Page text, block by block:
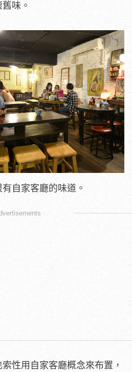
味。
自家客廳的味道。
性用自家客廳概念來布置，